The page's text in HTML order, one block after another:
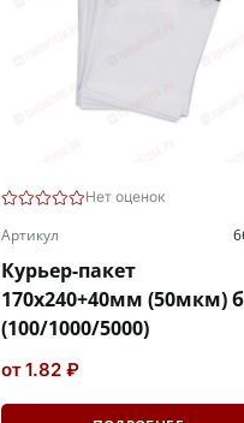
Нет оценок
Артикул
Курьер-пакет
170х240+40мм (50мкм)
(100/1000/5000)
от 1.82 ₽